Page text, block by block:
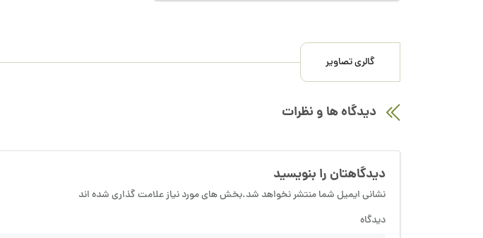
گالری تصاویر
دیدگاه ها و نظرات
دیدگاهتان را بنویسید
نشانی ایمیل شما منتشر نخواهد شد.بخش های مورد نیاز علامت گذاری شده اند
دیدگاه